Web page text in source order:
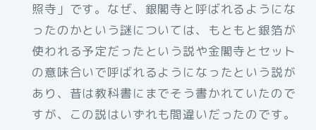
照寺」です。なぜ、銀閣寺と呼ばれるようにな
ったのかという謎については、もともと銀箔が
使われる予定だったという説や金閣寺とセット
の意味合いで呼ばれるようになったという説が
あり、昔は教科書にまでそう書かれていたので
すが、この説はいずれも間違いだったのです。